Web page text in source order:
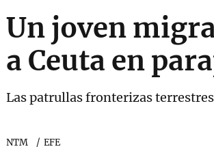
Un joven
a Ceuta en
Las patrullas fronterizas
NTM EFE